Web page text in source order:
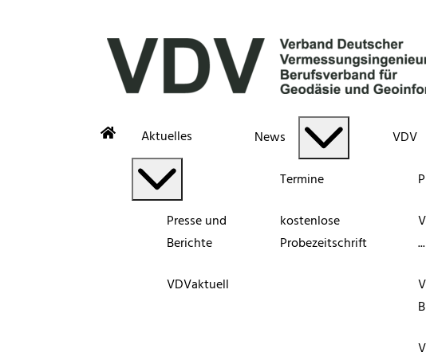
Aktuelles
Presse und
Berichte
VDVaktuell
News
Termine
kostenlose
Probezeitschrift
VDV
...